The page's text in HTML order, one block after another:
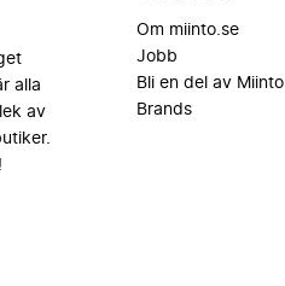
alla
av
Om miinto.se
Jobb
Bli en del av Miinto
Brands